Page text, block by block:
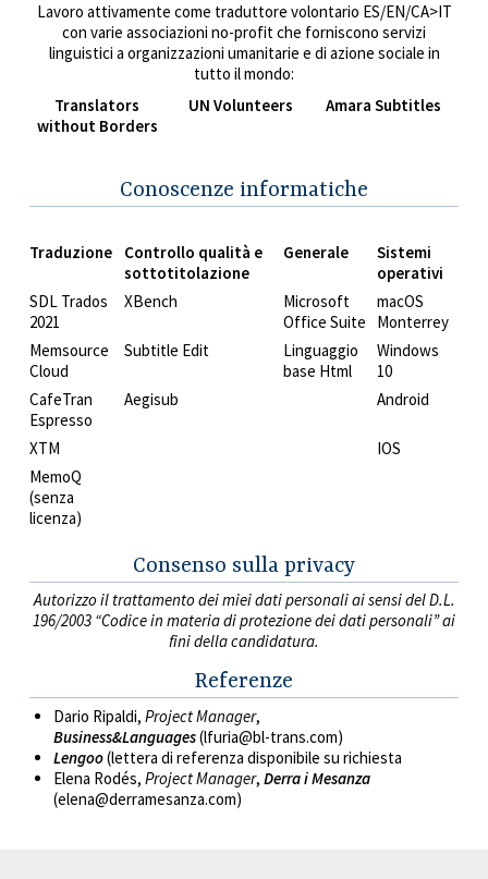
Lavoro attivamente come traduttore volontario ES/EN/CA>IT
con varie associazioni no-profit che forniscono servizi
linguistici a organizzazioni umanitarie e di azione sociale in
tutto il mondo:
Translators
without Borders
UN Volunteers Amara Subtitles
Conoscenze informatiche
Traduzione
Controllo qualità e
sottotitolazione
Generale
Sistemi
operativi
SDL Trados
2021
XBench
Microsoft
Office Suite
macOS
Monterrey
Memsource
Cloud
Subtitle Edit
Linguaggio
base Html
Windows
10
CafeTran
Espresso
Aegisub Android
XTM
IOS
MemoQ
(senza
licenza)
Consenso sulla privacy
Autorizzo il trattamento dei miei dati personali ai sensi del D.L.
196/2003 “Codice in materia di protezione dei dati personali” ai
fini della candidatura.
Referenze
Dario Ripaldi,Project Manager,
Business&Languages(lfuria@bl-trans.com)
Lengoo(lettera di referenza disponibile su richiesta
Elena Rodés,Project Manager,Derra i Mesanza
(elena@derramesanza.com)